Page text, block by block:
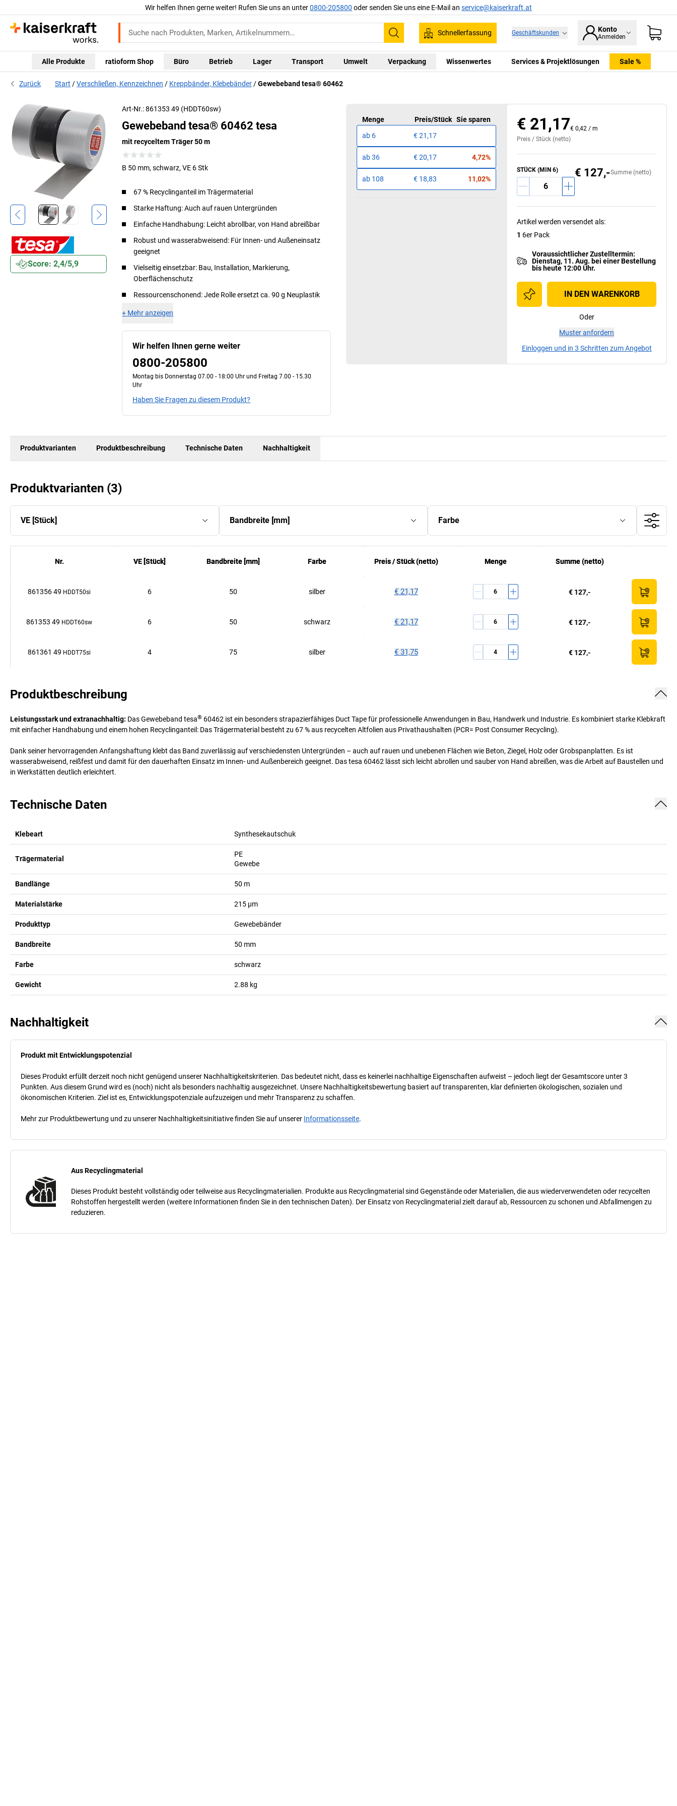
Wir helfen Ihnen gerne weiter! Rufen Sie uns an unter0800-205800 oder senden Sie uns eine E-Mail an service@kaiserkraft.at
Suchen
Schnellerfassung Geschäftskunden Konto
Anmelden
Alle Produkte ratioform Shop Büro Betrieb Lager Transport Umwelt Verpackung Wissenwertes Services & Projektlösungen Sale %
Zurück Start Verschließen, Kennzeichnen Kreppbänder, Klebebänder Gewebeband tesa® 60462
Score: 2,4/5,9
Art-Nr.: 861353 49 (HDDT60sw)
Gewebeband tesa® 60462 tesa
mit recyceltem Träger 50 m
B 50 mm, schwarz, VE 6 Stk
67 % Recyclinganteil im Trägermaterial
Starke Haftung: Auch auf rauen Untergründen
Einfache Handhabung: Leicht abrollbar, von Hand abreißbar
Robust und wasserabweisend: Für Innen- und Außeneinsatz
geeignet
Vielseitig einsetzbar: Bau, Installation, Markierung,
Oberflächenschutz
Ressourcenschonend: Jede Rolle ersetzt ca. 90 g Neuplastik
+ Mehr anzeigen
Wir helfen Ihnen gerne weiter
0800-205800
Montag bis Donnerstag 07.00 - 18:00 Uhr und Freitag 7.00 - 15.30
Uhr
Haben Sie Fragen zu diesem Produkt?
Menge Preis/Stück Sie sparen
ab 6 € 21,17
ab36 € 20,17 4,72%
ab 108 € 18,83 11,02%
€ 21,17€ 0,42 /m
Preis /Stück (netto)
STÜCK (MIN 6) Summe (netto)
€ 127,-
Artikel werden versendet als:
1 6er Pack
Voraussichtlicher Zustelltermin:
Dienstag, 11. Aug. bei einerBestellung
bis heute 12:00 Uhr.
IN DEN WARENKORB
Oder
Muster anfordern
Einloggen und in 3 Schritten zum Angebot
Produktvarianten Produktbeschreibung Technische Daten Nachhaltigkeit
Produktvarianten (3)
VE [Stück] Bandbreite[mm] Farbe
Nr. VE [Stück] Bandbreite [mm] Farbe Preis /Stück(netto) Menge Summe (netto)
Nr. VE [Stück] Bandbreite [mm] Farbe Preis /Stück(netto) Menge Summe (netto)
861356 49 HDDT50si 6 50 silber € 21,17 € 127,-
861353 49 HDDT60sw 6 50 schwarz € 21,17 € 127,-
861361 49 HDDT75si 4 75 silber € 31,75 € 127,-
Produktbeschreibung
Leistungsstark und extranachhaltig: Das Gewebeband tesa® 60462 ist ein besonders strapazierfähiges Duct Tape für professionelle Anwendungen in Bau, Handwerk und Industrie. Es kombiniert starke Klebkraft
mit einfacher Handhabung und einem hohen Recyclinganteil: Das Trägermaterial besteht zu 67 % aus recycelten Altfolien aus Privathaushalten (PCR= Post Consumer Recycling).
Dank seiner hervorragenden Anfangshaftung klebt das Band zuverlässig auf verschiedensten Untergründen – auch auf rauen und unebenen Flächen wie Beton, Ziegel, Holz oder Grobspanplatten. Es ist
wasserabweisend, reißfest und damit für den dauerhaften Einsatz im Innen- und Außenbereich geeignet. Das tesa 60462 lässt sich leicht abrollen und sauber von Hand abreißen, was die Arbeit auf Baustellen und
in Werkstätten deutlich erleichtert.
Technische Daten
Klebeart Synthesekautschuk
Trägermaterial
PE
Gewebe
Bandlänge 50 m
Materialstärke 215 µm
Produkttyp Gewebebänder
Bandbreite 50 mm
Farbe schwarz
Gewicht 2.88 kg
Nachhaltigkeit
Produkt mit Entwicklungspotenzial
Dieses Produkt erfüllt derzeit noch nicht genügend unserer Nachhaltigkeitskriterien. Das bedeutet nicht, dass es keinerlei nachhaltige Eigenschaften aufweist – jedoch liegt der Gesamtscore unter 3
Punkten. Aus diesem Grund wird es (noch) nicht als besonders nachhaltig ausgezeichnet. Unsere Nachhaltigkeitsbewertung basiert auf transparenten, klar definierten ökologischen, sozialen und
ökonomischen Kriterien. Ziel ist es, Entwicklungspotenziale aufzuzeigen und mehr Transparenz zu schaffen.
Mehr zur Produktbewertung und zu unserer Nachhaltigkeitsinitiative finden Sie auf unserer Informationsseite.
Aus Recyclingmaterial
Dieses Produkt besteht vollständig oder teilweise aus Recyclingmaterialien. Produkte aus Recyclingmaterial sind Gegenstände oder Materialien, die aus wiederverwendeten oder recycelten
Rohstoffen hergestellt werden (weitere Informationen finden Sie in den technischen Daten). Der Einsatz von Recyclingmaterial zielt darauf ab, Ressourcen zu schonen und Abfallmengen zu
reduzieren.